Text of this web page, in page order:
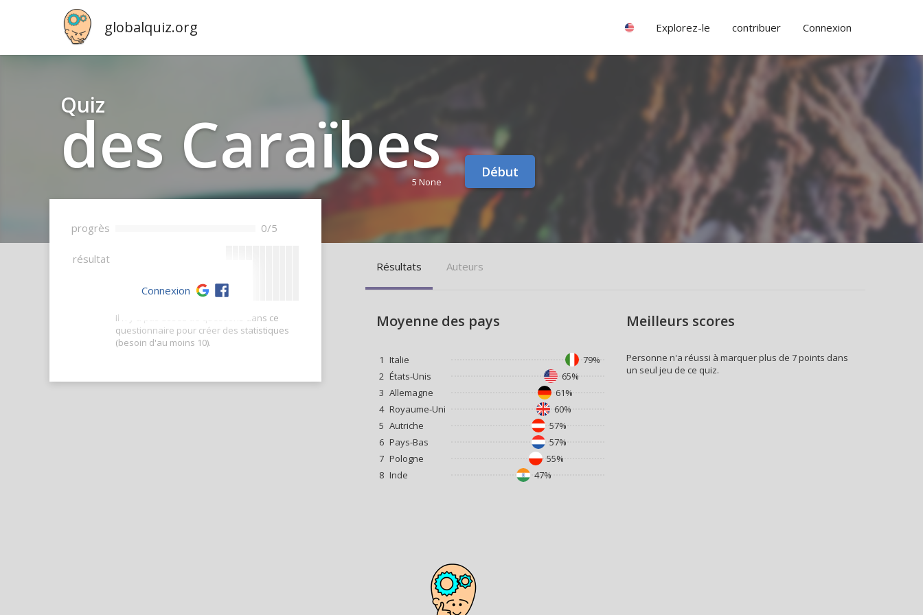
globalquiz.org Explorez-le contribuer Connexion
Quiz
des Caraïbes
5 None
Début
progrès 0/5
résultat --
Il n'y a pas assez de questions dans ce
questionnaire pour créer des statistiques
(besoin d'au moins 10).
Connexion
Résultats Auteurs
Moyenne des pays
1 Italie
79%
2 États-Unis
65%
3 Allemagne
61%
4 Royaume-Uni
60%
5 Autriche
57%
6 Pays-Bas
57%
7 Pologne
55%
8 Inde 47%
Meilleurs scores
Personne n'a réussi à marquer plus de 7 points dans
un seul jeu de ce quiz.